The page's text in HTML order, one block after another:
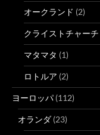
オークランド (2)
クライストチャーチ
マタマタ (1)
ロトルア (2)
ヨーロッパ (112)
オランダ (23)